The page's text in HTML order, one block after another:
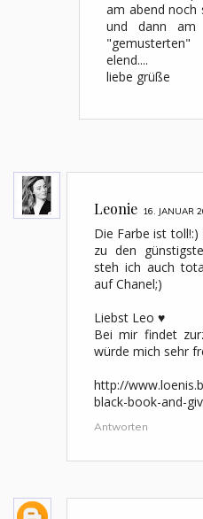
am abend noch
und dann am
elend....
liebe grüße
Leonie 16. JANUAR
Die Farbe ist
zu den
steh ich auch
auf Chanel;)
Liebst Leo ♥
Bei mir findet
würde mich sehr
http://
black-book-and-
Antworten